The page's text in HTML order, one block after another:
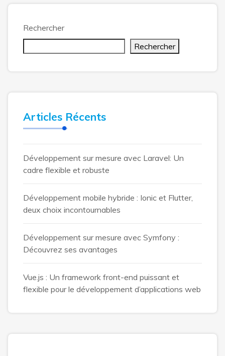
Rechercher
Rechercher
Articles Récents
Développement sur mesure avec Laravel: Un
cadre flexible et robuste
Développement mobile hybride : Ionic et Flutter,
deux choix incontournables
Développement sur mesure avec Symfony :
Découvrez ses avantages
Vue.js : Un framework front-end puissant et
flexible pour le développement d’applications web